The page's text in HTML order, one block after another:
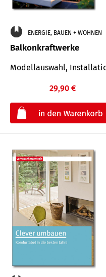
ENERGIE, BAUEN + WOHNEN
Balkonkraftwerke
Modellauswahl,
29,90 €